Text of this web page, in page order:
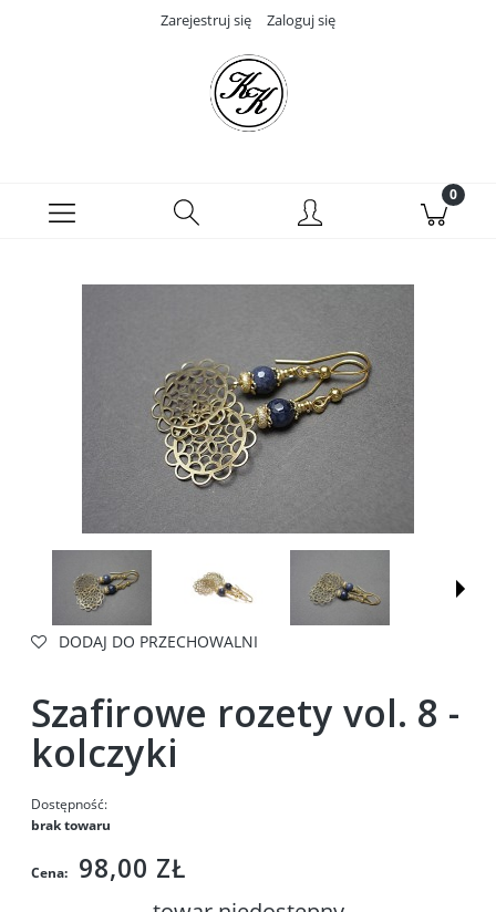
Zarejestruj się Zaloguj się
DODAJ DO PRZECHOWALNI
Szafirowe rozety vol. 8 -
kolczyki
Dostępność:
brak towaru
Cena: 98,00 ZŁ